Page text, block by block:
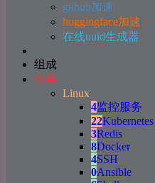
github加速
huggingface加速
在线uuid生成器
组成
分类
Linux
4监控服务
22Kubernetes
3Redis
8Docker
4SSH
0Ansible